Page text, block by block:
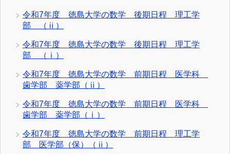
令和7年度 徳島大学の数学 後期日程 理工学
部 （ⅱ）
令和7年度 徳島大学の数学 後期日程 理工学
部 （ⅰ）
令和7年度 徳島大学の数学 前期日程 医学科
歯学部 薬学部（ⅱ）
令和7年度 徳島大学の数学 前期日程 医学科
歯学部 薬学部（ⅰ）
令和7年度 徳島大学の数学 前期日程 理工学
部 医学部（保）（ⅱ）